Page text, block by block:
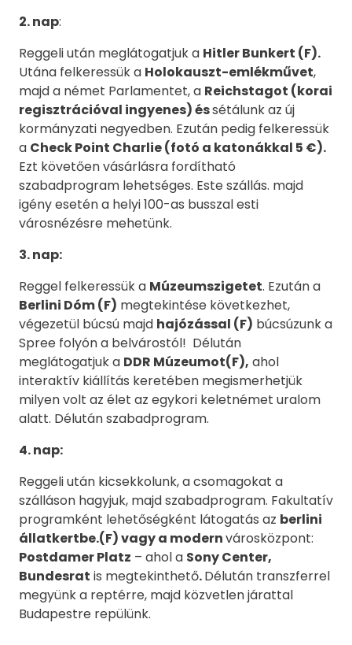
2. nap:
Reggeli után meglátogatjuk a Hitler Bunkert (F).
Utána felkeressük a Holokauszt-emlékművet,
majd a német Parlamentet, a Reichstagot (korai
regisztrációval ingyenes)éssétálunk az új
kormányzati negyedben. Ezután pedig felkeressük
a Check Point Charlie (fotó a katonákkal 5 €).
Ezt követően vásárlásra fordítható
szabadprogram lehetséges. Este szállás. majd
igény esetén a helyi 100-as busszal esti
városnézésre mehetünk.
3. nap:
Reggel felkeressük a Múzeumszigetet. Ezután a
Berlini Dóm (F) megtekintése következhet,
végezetül búcsú majd hajózással (F) búcsúzunk a
Spree folyón a belvárostól! Délután
meglátogatjuk a DDR Múzeumot(F), ahol
interaktív kiállítás keretében megismerhetjük
milyen volt az élet az egykori keletnémet uralom
alatt. Délután szabadprogram.
4. nap:
Reggeli után kicsekkolunk, a csomagokat a
szálláson hagyjuk, majd szabadprogram. Fakultatív
programként lehetőségként látogatás az berlini
állatkertbe.(F) vagy a modernvárosközpont:
Postdamer Platz – ahol a Sony Center,
Bundesrat is megtekinthető.Délután transzferrel
megyünk a reptérre, majd közvetlen járattal
Budapestre repülünk.